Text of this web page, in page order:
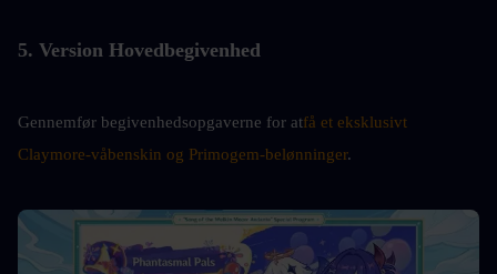
5. Version Hovedbegivenhed
Gennemfør begivenhedsopgaverne for atfå et eksklusivt
Claymore-våbenskin og Primogem-belønninger.